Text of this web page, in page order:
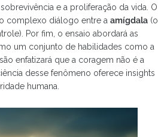
e a proliferação da vida. O
complexo diálogo entre a amígdala (o
Por fim, o ensaio abordará as
um conjunto de habilidades como a
enfatizará que a coragem não é a
desse fenômeno oferece insights
humana.